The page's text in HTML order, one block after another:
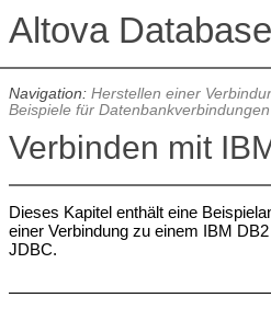
Navigation: Herstellen einer
Beispiele für Datenbankverbindungen
Verbinden mit
Dieses Kapitel enthält eine
einer Verbindung zu einem IBM
JDBC.